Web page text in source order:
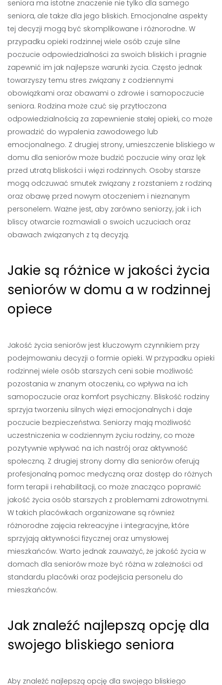
seniora ma istotne znaczenie nie tylko dla samego
seniora, ale także dla jego bliskich. Emocjonalne aspekty
tej decyzji mogą być skomplikowane i różnorodne. W
przypadku opieki rodzinnej wiele osób czuje silne
poczucie odpowiedzialności za swoich bliskich i pragnie
zapewnić im jak najlepsze warunki życia. Często jednak
towarzyszy temu stres związany z codziennymi
obowiązkami oraz obawami o zdrowie i samopoczucie
seniora. Rodzina może czuć się przytłoczona
odpowiedzialnością za zapewnienie stałej opieki, co może
prowadzić do wypalenia zawodowego lub
emocjonalnego. Z drugiej strony, umieszczenie bliskiego w
domu dla seniorów może budzić poczucie winy oraz lęk
przed utratą bliskości i więzi rodzinnych. Osoby starsze
mogą odczuwać smutek związany z rozstaniem z rodziną
oraz obawę przed nowym otoczeniem i nieznanym
personelem. Ważne jest, aby zarówno seniorzy, jak i ich
bliscy otwarcie rozmawiali o swoich uczuciach oraz
obawach związanych z tą decyzją.
Jakie są różnice w jakości życia
seniorów w domu a w rodzinnej
opiece
Jakość życia seniorów jest kluczowym czynnikiem przy
podejmowaniu decyzji o formie opieki. W przypadku opieki
rodzinnej wiele osób starszych ceni sobie możliwość
pozostania w znanym otoczeniu, co wpływa na ich
samopoczucie oraz komfort psychiczny. Bliskość rodziny
sprzyja tworzeniu silnych więzi emocjonalnych i daje
poczucie bezpieczeństwa. Seniorzy mają możliwość
uczestniczenia w codziennym życiu rodziny, co może
pozytywnie wpływać na ich nastrój oraz aktywność
społeczną. Z drugiej strony domy dla seniorów oferują
profesjonalną pomoc medyczną oraz dostęp do różnych
form terapii i rehabilitacji, co może znacząco poprawić
jakość życia osób starszych z problemami zdrowotnymi.
W takich placówkach organizowane są również
różnorodne zajęcia rekreacyjne i integracyjne, które
sprzyjają aktywności fizycznej oraz umysłowej
mieszkańców. Warto jednak zauważyć, że jakość życia w
domach dla seniorów może być różna w zależności od
standardu placówki oraz podejścia personelu do
mieszkańców.
Jak znaleźć najlepszą opcję dla
swojego bliskiego seniora
Aby znaleźć najlepszą opcję dla swojego bliskiego